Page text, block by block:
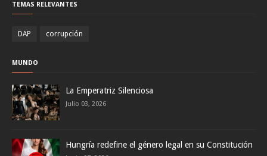
TEMAS RELEVANTES
DAP corrupción
MUNDO
La Emperatriz Silenciosa
Julio 03, 2026
Hungría redefine el género legal en su Constitución